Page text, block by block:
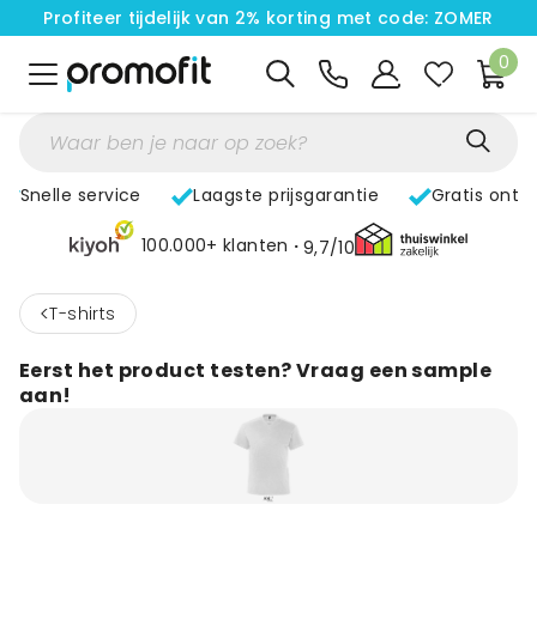
Profiteer tijdelijk van 2% korting met code: ZOMER
0
Snelle service Laagste prijsgarantie Gratis
100.000+ klanten 9,7/10
< T-shirts
Eerst het product testen? Vraag een sample
aan!